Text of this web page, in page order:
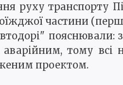
руху транспорту
частини
пояснювали:
тому всі
проектом.